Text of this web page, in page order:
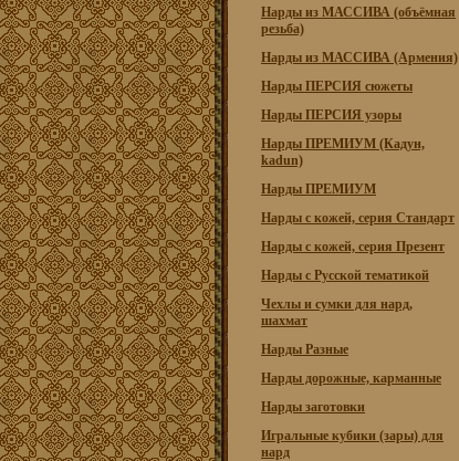
Нарды из МАССИВА (объёмная
резьба)
Нарды из МАССИВА (Армения)
Нарды ПЕРСИЯ сюжеты
Нарды ПЕРСИЯ узоры
Нарды ПРЕМИУМ (Кадун,
kadun)
Нарды ПРЕМИУМ
Нарды с кожей, серия Стандарт
Нарды с кожей, серия Презент
Нарды с Русской тематикой
Чехлы и сумки для нард,
шахмат
Нарды Разные
Нарды дорожные, карманные
Нарды заготовки
Игральные кубики (зары) для
нард